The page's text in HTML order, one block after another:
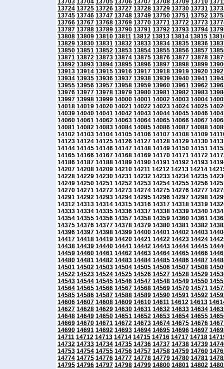
13703 13704 13705 13706 13707 13708 13709 13710
13724 13725 13726 13727 13728 13729 13730 13731
13745 13746 13747 13748 13749 13750 13751 13752
13766 13767 13768 13769 13770 13771 13772 13773
13787 13788 13789 13790 13791 13792 13793 13794
13808 13809 13810 13811 13812 13813 13814 13815
13829 13830 13831 13832 13833 13834 13835 13836
13850 13851 13852 13853 13854 13855 13856 13857
13871 13872 13873 13874 13875 13876 13877 13878
13892 13893 13894 13895 13896 13897 13898 13899
13913 13914 13915 13916 13917 13918 13919 13920
13934 13935 13936 13937 13938 13939 13940 13941
13955 13956 13957 13958 13959 13960 13961 13962
13976 13977 13978 13979 13980 13981 13982 13983
13997 13998 13999 14000 14001 14002 14003 14004
14018 14019 14020 14021 14022 14023 14024 14025
14039 14040 14041 14042 14043 14044 14045 14046
14060 14061 14062 14063 14064 14065 14066 14067
14081 14082 14083 14084 14085 14086 14087 14088
14102 14103 14104 14105 14106 14107 14108 14109
14123 14124 14125 14126 14127 14128 14129 14130
14144 14145 14146 14147 14148 14149 14150 14151
14165 14166 14167 14168 14169 14170 14171 14172
14186 14187 14188 14189 14190 14191 14192 14193
14207 14208 14209 14210 14211 14212 14213 14214
14228 14229 14230 14231 14232 14233 14234 14235
14249 14250 14251 14252 14253 14254 14255 14256
14270 14271 14272 14273 14274 14275 14276 14277
14291 14292 14293 14294 14295 14296 14297 14298
14312 14313 14314 14315 14316 14317 14318 14319
14333 14334 14335 14336 14337 14338 14339 14340
14354 14355 14356 14357 14358 14359 14360 14361
14375 14376 14377 14378 14379 14380 14381 14382
14396 14397 14398 14399 14400 14401 14402 14403
14417 14418 14419 14420 14421 14422 14423 14424
14438 14439 14440 14441 14442 14443 14444 14445
14459 14460 14461 14462 14463 14464 14465 14466
14480 14481 14482 14483 14484 14485 14486 14487
14501 14502 14503 14504 14505 14506 14507 14508
14522 14523 14524 14525 14526 14527 14528 14529
14543 14544 14545 14546 14547 14548 14549 14550
14564 14565 14566 14567 14568 14569 14570 14571
14585 14586 14587 14588 14589 14590 14591 14592
14606 14607 14608 14609 14610 14611 14612 14613
14627 14628 14629 14630 14631 14632 14633 14634
14648 14649 14650 14651 14652 14653 14654 14655
14669 14670 14671 14672 14673 14674 14675 14676
14690 14691 14692 14693 14694 14695 14696 14697
14711 14712 14713 14714 14715 14716 14717 14718
14732 14733 14734 14735 14736 14737 14738 14739
14753 14754 14755 14756 14757 14758 14759 14760
14774 14775 14776 14777 14778 14779 14780 14781
14795 14796 14797 14798 14799 14800 14801 14802